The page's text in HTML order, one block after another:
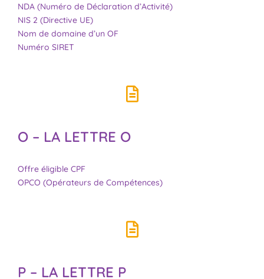
NDA (Numéro de Déclaration d’Activité)
NIS 2 (Directive UE)
Nom de domaine d’un OF
Numéro SIRET
O – LA LETTRE O
Offre éligible CPF
OPCO (Opérateurs de Compétences)
P – LA LETTRE P